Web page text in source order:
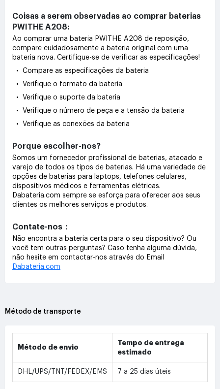
Coisas a serem observadas ao comprar baterias
PWITHE A208:
Ao comprar uma bateria PWITHE A208 de reposição,
compare cuidadosamente a bateria original com uma
bateria nova. Certifique-se de verificar as especificações!
• Compare as especificações da bateria
• Verifique o formato da bateria
• Verifique o suporte da bateria
• Verifique o número de peça e a tensão da bateria
• Verifique as conexões da bateria
Porque escolher-nos?
Somos um fornecedor profissional de baterias, atacado e
varejo de todos os tipos de baterias. Há uma variedade de
opções de baterias para laptops, telefones celulares,
dispositivos médicos e ferramentas elétricas.
Dabateria.com sempre se esforça para oferecer aos seus
clientes os melhores serviços e produtos.
Contate-nos：
Não encontra a bateria certa para o seu dispositivo? Ou
você tem outras perguntas? Caso tenha alguma dúvida,
não hesite em contactar-nos através do Email
Dabateria.com
Método de transporte
Método de envio
Tempo de entrega
estimado
DHL/UPS/TNT/FEDEX/EMS 7 a 25 dias úteis